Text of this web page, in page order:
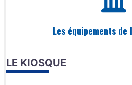
Les équipements de
LE KIOSQUE